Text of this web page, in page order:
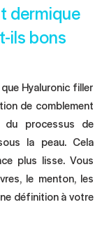
dermique
ils bons
Hyaluronic filler
de comblement
du processus de
la peau. Cela
plus lisse. Vous
le menton, les
définition à votre